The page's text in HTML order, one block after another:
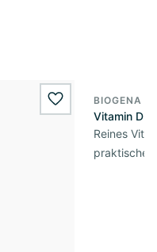
wishlist.add
BIOGENA
Vitamin D3
Reines
praktischer